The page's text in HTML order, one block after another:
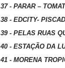
37 - PARAR –
38 - EDCITY-
39 - PELAS RUAS
40 - ESTAÇÃO DA
41 - MORENA